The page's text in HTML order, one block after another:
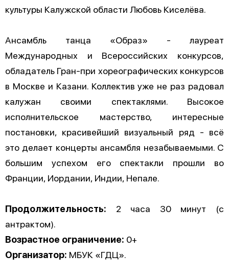
культуры Калужской области Любовь Киселёва.
Ансамбль танца «Образ» - лауреат
Международных и Всероссийских конкурсов,
обладатель Гран-при хореографических конкурсов
в Москве и Казани. Коллектив уже не раз радовал
калужан своими спектаклями. Высокое
исполнительское мастерство, интересные
постановки, красивейший визуальный ряд - всё
это делает концерты ансамбля незабываемыми. С
большим успехом его спектакли прошли во
Франции, Иордании, Индии, Непале.
Продолжительность: 2 часа 30 минут (с
антрактом).
Возрастное ограничение: 0+
Организатор: МБУК «ГДЦ».